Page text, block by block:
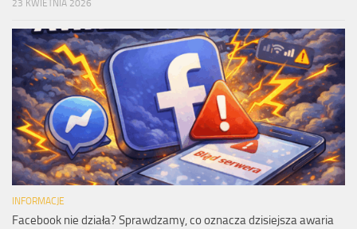
23 KWIETNIA 2026
INFORMACJE
Facebook nie działa? Sprawdzamy, co oznacza dzisiejsza awaria